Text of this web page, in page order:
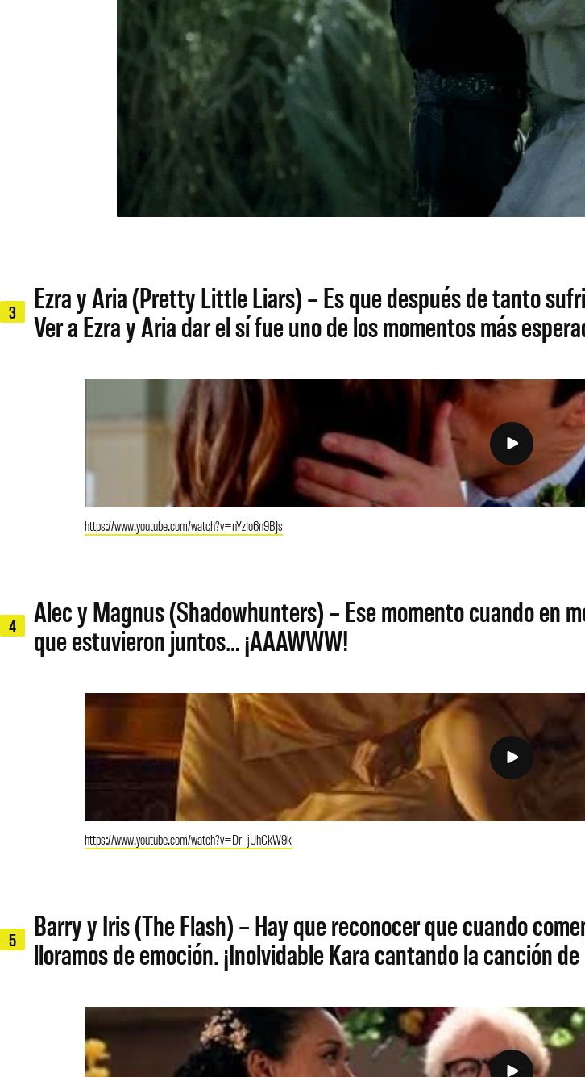
3
Ezra y Aria (Pretty Little Liars) – Es que después de tanto
Ver a Ezra y Aria dar el sí fue uno de los momentos más
https://www.youtube.com/watch?v=nYzIo6n9BJs
4
Alec y Magnus (Shadowhunters) – Ese momento cuando en
que estuvieron juntos… ¡AAAWWW!
https://www.youtube.com/watch?v=Dr_jUhCkW9k
5
Barry y Iris (The Flash) – Hay que reconocer que cuando
lloramos de emoción. ¡Inolvidable Kara cantando la canción